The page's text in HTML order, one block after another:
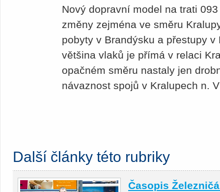
Nový dopravní model na trati
změny zejména ve směru
pobyty v Brandýsku a přestupy
většina vlaků je přímá v relaci
opačném směru nastaly jen
návaznost spojů v Kralupech n.
Další články této rubriky
Časopis